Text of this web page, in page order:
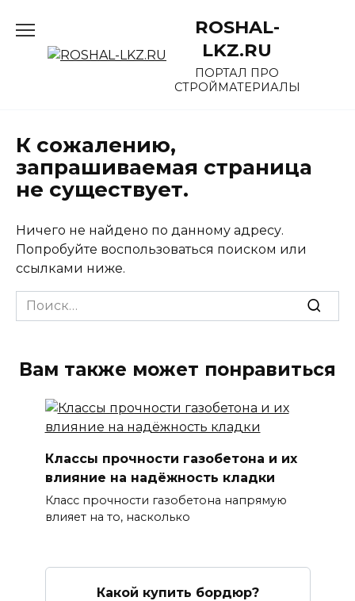
содержанию
ROSHAL-
LKZ.RU
ПОРТАЛ ПРО
СТРОЙМАТЕРИАЛЫ
К сожалению,
запрашиваемая страница
не существует.
Ничего не найдено по данному адресу.
Попробуйте воспользоваться поиском или
ссылками ниже.
Search
for:
Вам также может понравиться
Классы прочности газобетона и их
влияние на надёжность кладки
Класс прочности газобетона напрямую
влияет на то, насколько
Какой купить бордюр?